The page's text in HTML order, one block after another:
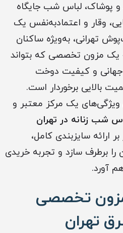
و پوشاک، لباس شب جایگاه
وقار و اعتمادبه‌نفس یک
تهرانی، به‌ویژه ساکنان
یک مزون تخصصی که بتواند
جهانی و کیفیت دوخت
بالایی برخوردار است.
ویژگی‌های یک مرکز معتبر و
شب زنانه در تهران
ارائه سایزبندی کامل،
برطرف سازد و تجربه خریدی
آورد.
تخصصی
تهران